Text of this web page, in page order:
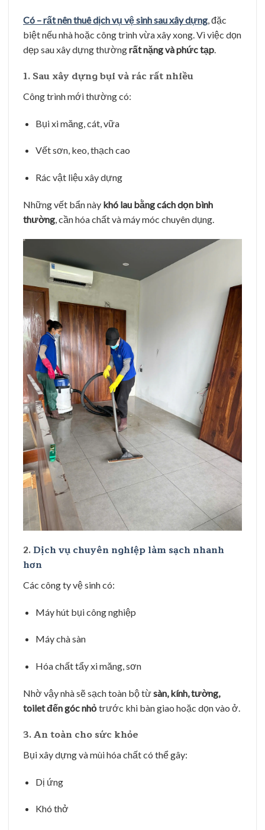
Có – rất nên thuê dịch vụ vệ sinh sau xây dựng, đặc
biệt nếu nhà hoặc công trình vừa xây xong. Vì việc dọn
dẹp sau xây dựng thườngrất nặng và phức tạp.
1. Sau xây dựng bụi và rác rất nhiều
Công trình mới thường có:
Bụi xi măng, cát, vữa
Vết sơn, keo, thạch cao
Rác vật liệu xây dựng
Những vết bẩn này khó lau bằng cách dọn bình
thường, cần hóa chất và máy móc chuyên dụng.
2.Dịch vụ chuyên nghiệp làm sạch nhanh
hơn
Các công ty vệ sinh có:
Máy hút bụi công nghiệp
Máy chà sàn
Hóa chất tẩy xi măng, sơn
Nhờ vậy nhà sẽ sạch toàn bộ từsàn, kính, tường,
toilet đến góc nhỏtrước khi bàn giao hoặc dọn vào ở.
3. An toàn cho sức khỏe
Bụi xây dựng và mùi hóa chất có thể gây:
Dị ứng
Khó thở